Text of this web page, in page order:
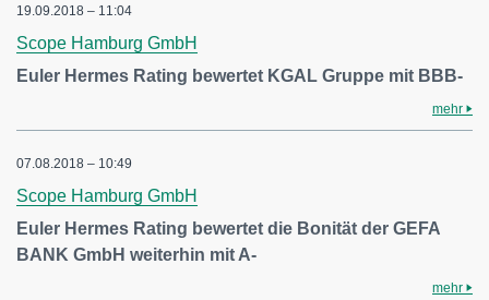
19.09.2018 – 11:04
Scope Hamburg GmbH
Euler Hermes Rating bewertet KGAL Gruppe mit BBB-
mehr
07.08.2018 – 10:49
Scope Hamburg GmbH
Euler Hermes Rating bewertet die Bonität der GEFA
BANK GmbH weiterhin mit A-
mehr